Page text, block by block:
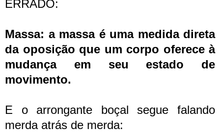
ERRADO:
Massa: a massa é uma medida direta
da oposição que um corpo oferece à
mudança em seu estado de
movimento.
E o arrongante boçal segue falando
merda atrás de merda: